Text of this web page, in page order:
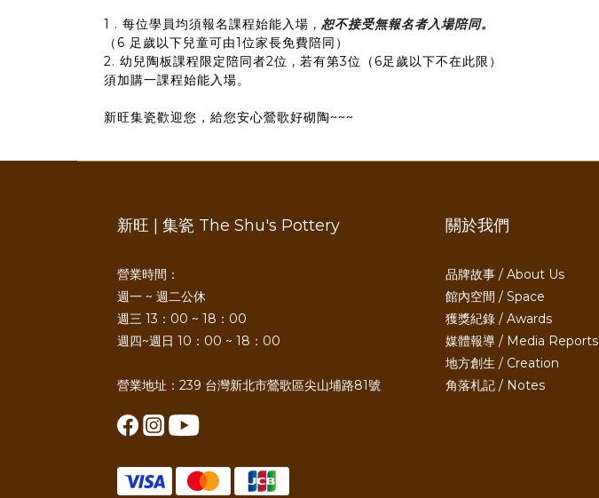
1 . 每位學員均須報名課程始能入場 , 恕不接受無報名者入場陪同。
（6 足歲以下兒童可由1位家長免費陪同）
2. 幼兒陶板課程限定陪同者2位 , 若有第3位（6足歲以下不在此限）
須加購一課程始能入場。
新旺集瓷歡迎您，給您安心鶯歌好砌陶~~~
新旺 | 集瓷 The Shu's Pottery
營業時間：
週一 ~ 週二公休
週三 13：00 ~ 18：00
週四~週日 10：00 ~ 18：00
營業地址：239 台灣新北市鶯歌區尖山埔路81號
關於我們
品牌故事 / About Us
館內空間 / Space
獲獎紀錄 / Awards
媒體報導 / Media Reports
地方創生 / Creation
角落札記 / Notes